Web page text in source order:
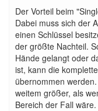
Der Vorteil beim
Dabei muss sich der
einen Schlüssel
der größte Nachteil.
Hände gelangt oder
ist, kann die
übernommen
weitem größer, als
Bereich der Fall wäre.